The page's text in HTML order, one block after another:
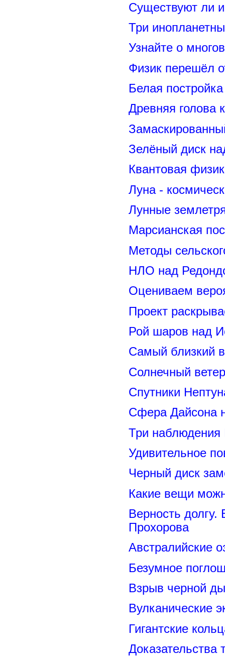
Существуют ли
Три
Узнайте о
Физик перешёл
Белая
Древняя голова
Зелёный диск
Квантовая
Луна -
Лунные
Марсианская
Методы
НЛО над
Оцениваем
Проект
Рой шаров над
Самый близкий
Солнечный
Спутники
Сфера Дайсона
Три
Удивительное
Черный диск
Какие вещи
Верность долгу.
Прохорова
Австралийские
Безумное
Взрыв черной
Вулканические
Гигантские
Доказательства